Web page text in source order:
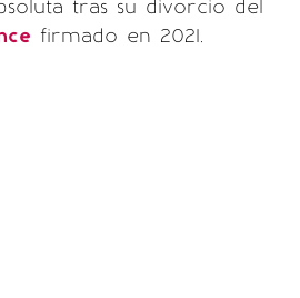
tras su divorcio del
firmado en 2021.